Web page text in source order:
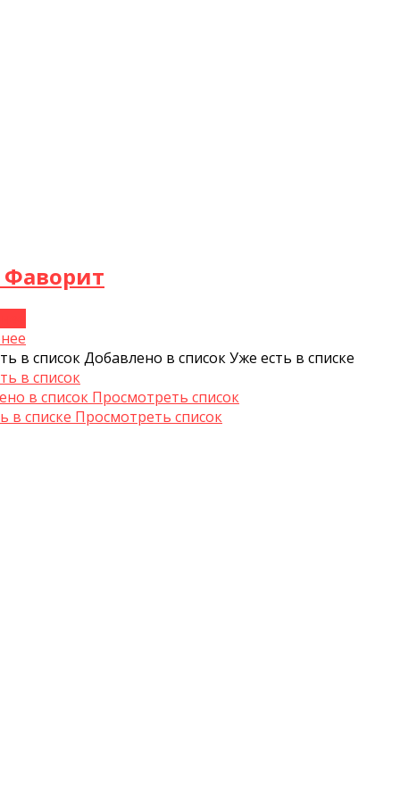
Фаворит
в списокДобавлено в списокУже есть в списке
в список
в список Просмотреть список
в списке Просмотреть список